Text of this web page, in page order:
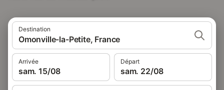
Destination
Omonville-la-Petite, France
Arrivée
sam. 15/08
Départ
sam. 22/08